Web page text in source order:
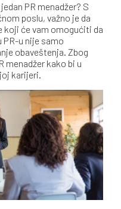
PR menadžer? S
poslu, važno je da
koji će vam omogućiti da
u nije samo
obaveštenja. Zbog
menadžer kako bi u
karijeri.